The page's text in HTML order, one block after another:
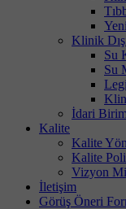
Klinik
Su
Su
İdari
Kalite
Kalite
Kalite
Vizyon
İletişim
Görüş Öneri